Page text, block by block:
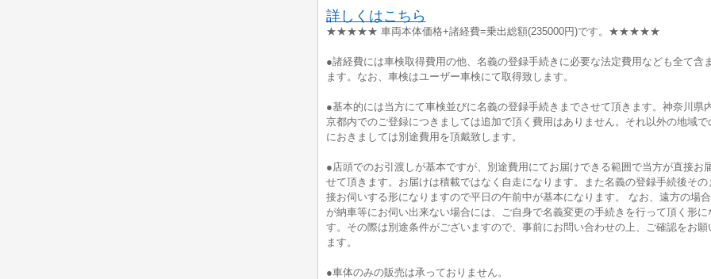
詳しくはこちら
★★★★★ 車両本体価格+諸経費=乗出総額(235000円)です。★★★★★
●諸経費には車検取得費用の他、名義の登録手続きに必要な法定費用なども全て含
ます。なお、車検はユーザー車検にて取得致します。
●基本的には当方にて車検並びに名義の登録手続きまでさせて頂きます。神奈川県
京都内でのご登録につきましては追加で頂く費用はありません。それ以外の地域で
におきましては別途費用を頂戴致します。
●店頭でのお引渡しが基本ですが、別途費用にてお届けできる範囲で当方が直接お
せて頂きます。お届けは積載ではなく自走になります。また名義の登録手続後その
接お伺いする形になりますので平日の午前中が基本になります。 なお、遠方の場
が納車等にお伺い出来ない場合には、ご自身で名義変更の手続きを行って頂く形に
す。その際は別途条件がございますので、事前にお問い合わせの上、ご確認をお願
ます。
●車体のみの販売は承っておりません。